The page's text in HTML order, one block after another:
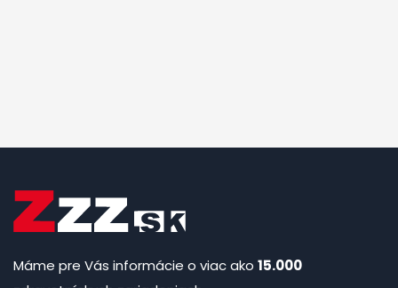
Máme pre Vás informácie o viac ako 15.000